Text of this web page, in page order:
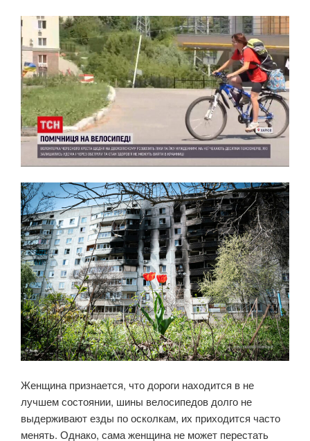
Женщина признается, что дороги находится в не
лучшем состоянии, шины велосипедов долго не
выдерживают езды по осколкам, их приходится часто
менять. Однако, сама женщина не может перестать